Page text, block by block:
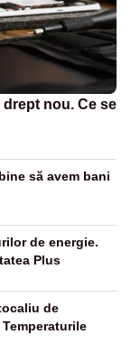
nou. Ce se
să avem bani
de energie.
Plus
de